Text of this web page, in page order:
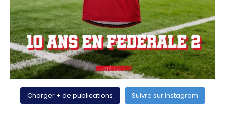
Charger + de publications Suivre sur Instagram